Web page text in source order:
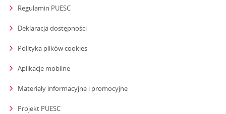
Regulamin PUESC
Deklaracja dostępności
Polityka plików cookies
Aplikacje mobilne
Materiały informacyjne i promocyjne
Projekt PUESC